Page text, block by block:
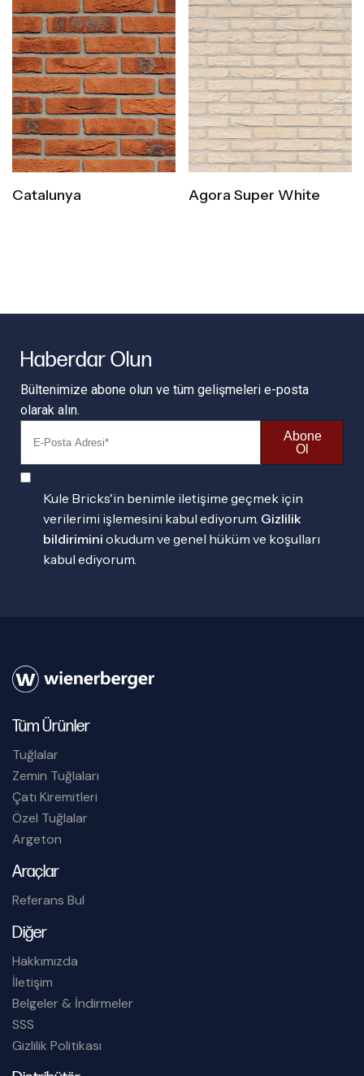
Catalunya Agora Super White
Haberdar Olun
Bültenimize abone olun ve tüm gelişmeleri e-posta
olarak alın.
Abone
Ol
Kule Bricks'in benimle iletişime geçmek için
verilerimi işlemesini kabul ediyorum. Gizlilik
bildirimini okudum ve genel hüküm ve koşulları
kabul ediyorum.
Tüm Ürünler
Tuğlalar
Zemin Tuğlaları
Çatı Kiremitleri
Özel Tuğlalar
Argeton
Araçlar
Referans Bul
Diğer
Hakkımızda
İletişim
Belgeler & İndirmeler
SSS
Gizlilik Politikası